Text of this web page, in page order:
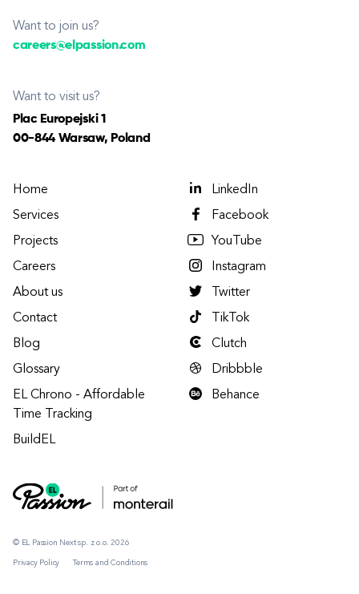
Want to join us?
careers@elpassion.com
Want to visit us?
Plac Europejski 1
00-844 Warsaw, Poland
© EL Passion Next sp. z o.o. 2026
Privacy Policy Terms and Conditions
Home
Services
Projects
Careers
About us
Contact
Blog
Glossary
EL Chrono - Affordable
Time Tracking
BuildEL
LinkedIn
Facebook
YouTube
Instagram
Twitter
TikTok
Clutch
Dribbble
Behance